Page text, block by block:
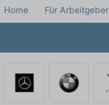
Home Für Arbeitgeber